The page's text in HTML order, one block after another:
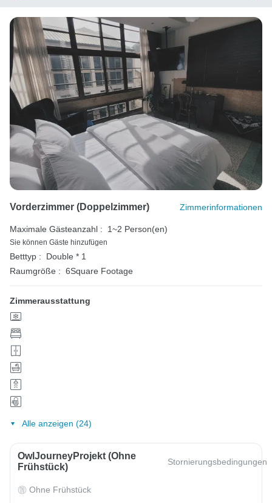
Vorderzimmer (Doppelzimmer) Zimmerinformationen
Maximale Gästeanzahl : 1~2 Person(en)
Sie können Gäste hinzufügen
Betttyp :
Double * 1
Raumgröße : 6Square Footage
Zimmerausstattung
Alle anzeigen (24)
OwlJourneyProjekt (ohne
Frühstück)
Stornierungsbedingungen
Ohne Frühstück